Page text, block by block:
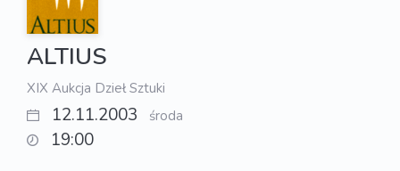
ALTIUS
XIX Aukcja Dzieł Sztuki
12.11.2003 środa
19:00